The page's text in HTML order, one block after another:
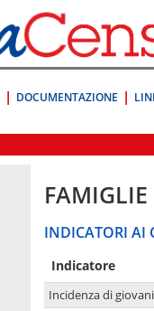
DOCUMENTAZIONE
FAMIGLIE
INDICATORI AI
Indicatore
Incidenza di